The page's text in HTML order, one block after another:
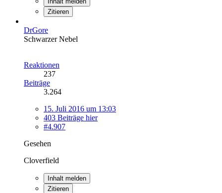
Zitieren
DrGore
Schwarzer Nebel
Reaktionen
237
Beiträge
3.264
15. Juli 2016 um 13:03
403 Beiträge hier
#4.907
Gesehen
Cloverfield
Inhalt melden
Zitieren